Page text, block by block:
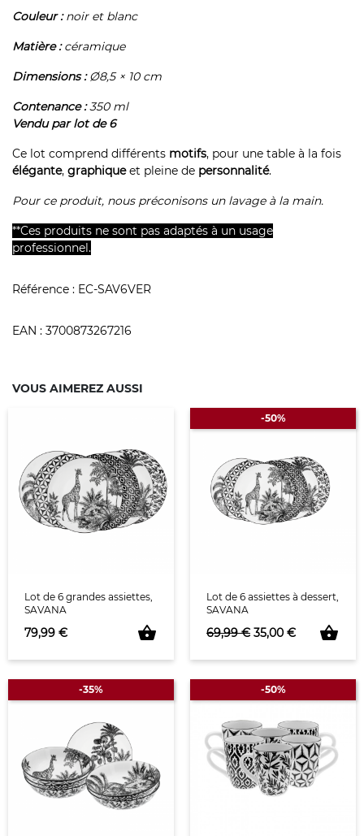
Couleur :noir et blanc
Matière :céramique
Dimensions :Ø8,5 × 10 cm
Contenance :350 ml
Vendu par lot de 6
Ce lot comprend différents motifs, pour une table à la fois
élégante, graphiqueet pleine de personnalité.
Pour ce produit, nous préconisons un lavage à la main.
**Ces produits ne sont pas adaptés à un usage
professionnel.
Référence : EC-SAV6VER
EAN : 3700873267216
VOUS AIMEREZ AUSSI
Lot de 6 grandes assiettes,
SAVANA
Prix
79,99 € shopping_basket
Lot de 6 assiettes à dessert,
SAVANA
Prix de base
69,99 € Prix
35,00 € shopping_basket
-50%
-35% -50%